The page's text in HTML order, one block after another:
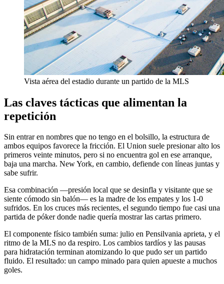
Vista aérea del estadio durante un partido de la MLS
Las claves tácticas que alimentan la
repetición
Sin entrar en nombres que no tengo en el bolsillo, la estructura de
ambos equipos favorece la fricción. El Union suele presionar alto los
primeros veinte minutos, pero si no encuentra gol en ese arranque,
baja una marcha. New York, en cambio, defiende con líneas juntas y
sabe sufrir.
Esa combinación —presión local que se desinfla y visitante que se
siente cómodo sin balón— es la madre de los empates y los 1-0
sufridos. En los cruces más recientes, el segundo tiempo fue casi una
partida de póker donde nadie quería mostrar las cartas primero.
El componente físico también suma: julio en Pensilvania aprieta, y el
ritmo de la MLS no da respiro. Los cambios tardíos y las pausas
para hidratación terminan atomizando lo que pudo ser un partido
fluido. El resultado: un campo minado para quien apueste a muchos
goles.